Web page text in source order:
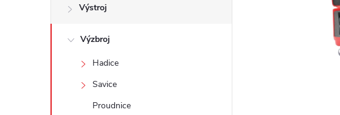
t
Výstroj
Výzbroj
Hadice
Savice
Proudnice